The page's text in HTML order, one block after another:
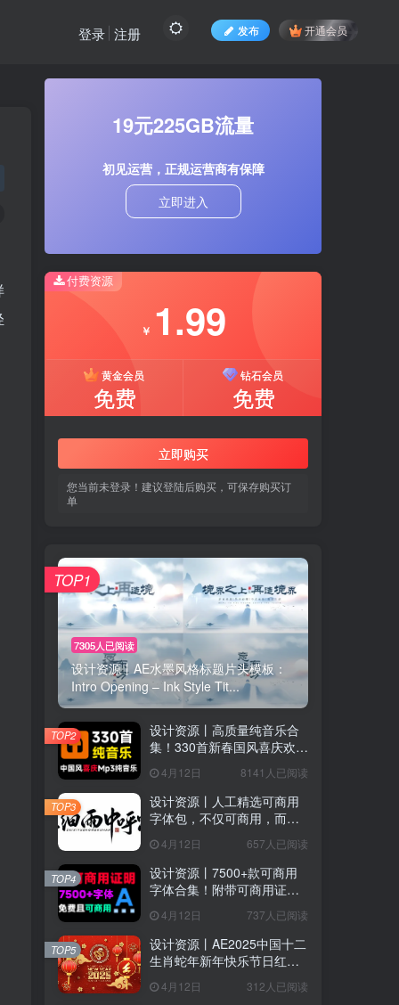
发布 开通会员
登录 注册
19元225GB流量
初见运营，正规运营商有保障
立即进入
付费资源
￥ 1.99
黄金会员
免费
钻石会员
免费
立即购买
您当前未登录！建议登陆后购买，可保存购买订
单
7305人已阅读
设计资源丨AE水墨风格标题片头模板：
Intro Opening – Ink Style Tit...
TOP1
设计资源丨高质量纯音乐合
集！330首新春国风喜庆欢庆
MP3格式
4月12日 8141人已阅读
TOP2
设计资源丨人工精选可商用
字体包，不仅可商用，而且
4月12日 657人已阅读
TOP3
设计资源丨7500+款可商用
字体合集！附带可商用证明
协议，分类清晰，建议收藏
使用4月12日 737人已阅读
TOP4
设计资源丨AE2025中国十二
生肖蛇年新年快乐节日红色
4月12日 312人已阅读
TOP5
隐私声明